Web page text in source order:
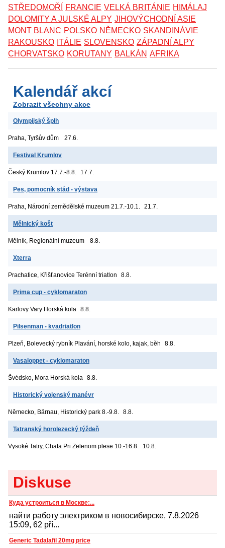
STŘEDOMOŘÍ FRANCIE VELKÁ BRITÁNIE HIMÁLAJ
DOLOMITY A JULSKÉ ALPY JIHOVÝCHODNÍ ASIE
MONT BLANC POLSKO NĚMECKO SKANDINÁVIE
RAKOUSKO ITÁLIE SLOVENSKO ZÁPADNÍ ALPY
CHORVATSKO KORUTANY BALKÁN AFRIKA
Kalendář akcí
Zobrazit všechny akce
Olympijský šplh
Praha, Tyršův dům 27.6.
Festival Krumlov
Český Krumlov 17.7.-8.8. 17.7.
Pes, pomocník stád - výstava
Praha, Národní zemědělské muzeum 21.7.-10.1. 21.7.
Mělnický košt
Mělník, Regionální muzeum 8.8.
Xterra
Prachatice, Křišťanovice Terénní triatlon 8.8.
Prima cup - cyklomaraton
Karlovy Vary Horská kola 8.8.
Pilsenman - kvadriatlon
Plzeň, Bolevecký rybník Plavání, horské kolo, kajak, běh 8.8.
Vasaloppet - cyklomaraton
Švédsko, Mora Horská kola 8.8.
Historický vojenský manévr
Německo, Bärnau, Historický park 8.-9.8. 8.8.
Tatranský horolezecký týždeň
Vysoké Tatry, Chata Pri Zelenom plese 10.-16.8. 10.8.
Diskuse
Куда устроиться в Москве:...
найти работу электриком в новосибирске, 7.8.2026
15:09, 62 pří...
Generic Tadalafil 20mg price